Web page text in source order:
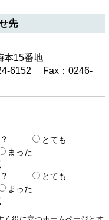
先
本15番地
6152 Fax：0246-
とても
まった
とても
まった